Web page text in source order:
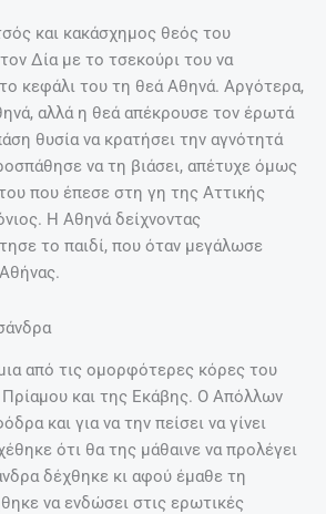
και κακάσχημος θεός του
Δία με το τσεκούρι του να
κεφάλι του τη θεά Αθηνά. Αργότερα,
αλλά η θεά απέκρουσε τον έρωτά
θυσία να κρατήσει την αγνότητά
να τη βιάσει, απέτυχε όμως
που έπεσε στη γη της Αττικής
Η Αθηνά δείχνοντας
το παιδί, που όταν μεγάλωσε
από τις ομορφότερες κόρες του
Πρίαμου και της Εκάβης. Ο Απόλλων
και για να την πείσει να γίνει
ότι θα της μάθαινε να προλέγει
δέχθηκε κι αφού έμαθε τη
να ενδώσει στις ερωτικές